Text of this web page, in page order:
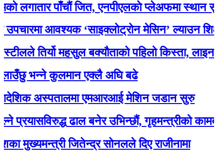
पाँचौं जित, एनपीएलकाे प्लेअफमा स्थान
आवश्यक ‘साइक्लोट्रोन मेसिन’ ल्याउन
तिर्यो महसुल बक्यौताको पहिलो किस्ता, लाइन
भन्ने कुलमान एक्लै अघि बढे
अस्पतालमा एमआरआई मेशिन जडान सुरु
ढाल बनेर उभिन्छौं, गृहमन्त्रीको
जितेन्द्र सोनलले दिए राजीनामा